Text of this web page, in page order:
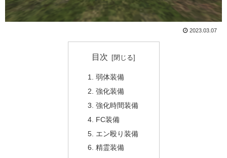
2023.03.07
目次
弱体装備
強化装備
強化時間装備
FC装備
エン殴り装備
精霊装備